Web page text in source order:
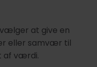
at give en
eller samvær til
af værdi.